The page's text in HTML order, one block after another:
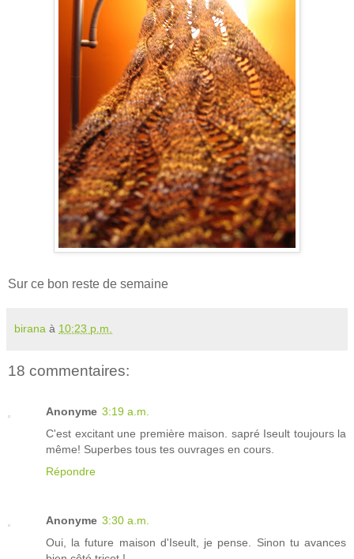
Sur ce bon reste de semaine
birana à 10:23 p.m.
18 commentaires:
Anonyme 3:19 a.m.
C'est excitant une première maison. sapré Iseult toujours la
même! Superbes tous tes ouvrages en cours.
Répondre
Anonyme 3:30 a.m.
Oui, la future maison d'Iseult, je pense. Sinon tu avances